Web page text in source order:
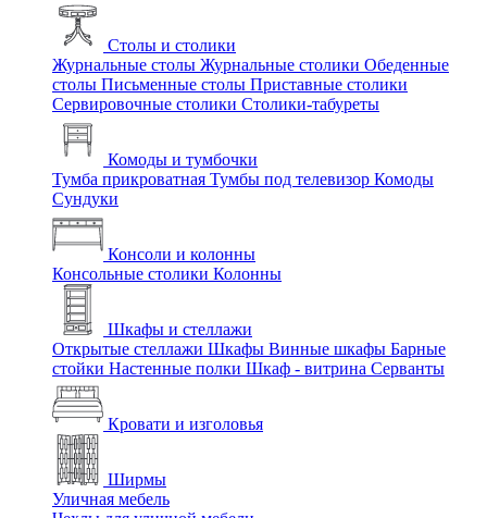
Столы и столики
Журнальные столы Журнальные столики Обеденные
столы Письменные столы Приставные столики
Сервировочные столики Столики-табуреты
Комоды и тумбочки
Тумба прикроватная Тумбы под телевизор Комоды
Сундуки
Консоли и колонны
Консольные столики Колонны
Шкафы и стеллажи
Открытые стеллажи Шкафы Винные шкафы Барные
стойки Настенные полки Шкаф - витрина Серванты
Кровати и изголовья
Ширмы
Уличная мебель